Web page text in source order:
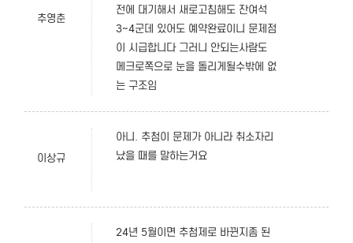
추영춘
전에 대기해서 새로고침해도 잔여석
3~4군데 있어도 예약완료이니 문제점
이 시급합니다 그러니 안되는사람도
메크로쪽으로 눈을 돌리게될수밖에 없
는 구조임
이상규
아니. 추첨이 문제가 아니라 취소자리
났을 때를 말하는거요
24년 5월이면 추첨제로 바뀐지좀 된